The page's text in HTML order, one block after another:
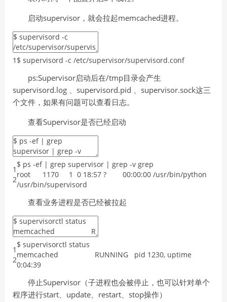
启动supervisor，就会拉起memcached进程。
1 $ supervisord -c /etc/supervisor/supervisord.conf
ps:Supervisor启动后在/tmp目录会产生
supervisord.log 、supervisord.pid 、supervisor.sock这三
个文件，如果有问题可以查看日志。
查看Supervisor是否已经启动
1
2
$ ps -ef | grep supervisor | grep -v grep
root
1170 1 0 18:57 ? 00:00:00 /usr/bin/python
/usr/bin/supervisord
查看业务进程是否已经被拉起
1
2
$ supervisorctl status
memcached
RUNNING pid 1230, uptime
0:04:39
停止Supervisor（子进程也会被停止，也可以针对单个
程序进行start、update、restart、stop操作）